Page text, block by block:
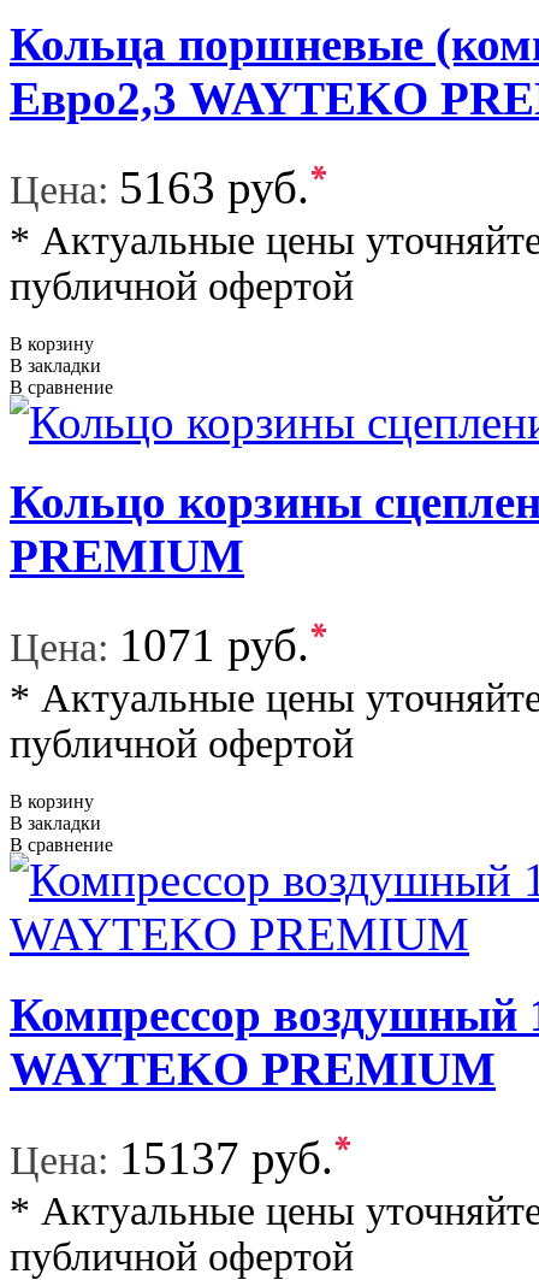
Кольца поршневые
Евро2,3 WAYTEKO
Цена: 5163 руб.*
* Актуальные цены
публичной офертой
В корзину
В закладки
В сравнение
Кольцо корзины
PREMIUM
Цена: 1071 руб.*
* Актуальные цены
публичной офертой
В корзину
В закладки
В сравнение
Компрессор воздушный
WAYTEKO PREMIUM
Цена: 15137 руб.*
* Актуальные цены
публичной офертой